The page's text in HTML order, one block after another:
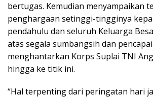
bertugas. Kemudian menyampaikan
penghargaan setinggi-tingginya
pendahulu dan seluruh Keluarga
atas segala sumbangsih dan
menghantarkan Korps Suplai TNI
hingga ke titik ini.
“Hal terpenting dari peringatan hari